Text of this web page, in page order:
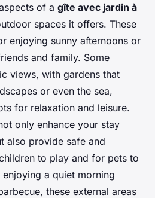
of a gîte avec jardin à
spaces it offers. These
enjoying sunny afternoons or
and family. Some
views, with gardens that
or even the sea,
for relaxation and leisure.
only enhance your stay
also provide safe and
to play and for pets to
a quiet morning
these external areas